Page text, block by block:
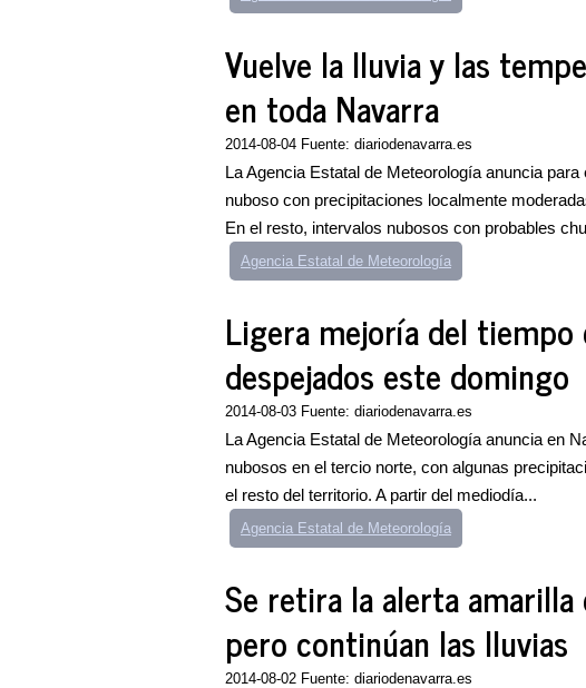
Vuelve la lluvia y las
en toda Navarra
2014-08-04 Fuente: diariodenavarra.es
La Agencia Estatal de Meteorología anuncia
nuboso con precipitaciones localmente
En el resto, intervalos nubosos con probables
Agencia Estatal de Meteorología
Ligera mejoría del
despejados este domingo
2014-08-03 Fuente: diariodenavarra.es
La Agencia Estatal de Meteorología anuncia en
nubosos en el tercio norte, con algunas
el resto del territorio. A partir del mediodía...
Agencia Estatal de Meteorología
Se retira la alerta amarilla
pero continúan las lluvias
2014-08-02 Fuente: diariodenavarra.es